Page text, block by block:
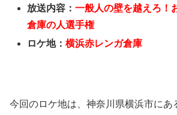
放送内容：一般人の壁を越えろ！
倉庫の人選手権
ロケ地：横浜赤レンガ倉庫
今回のロケ地は、神奈川県横浜市にあ